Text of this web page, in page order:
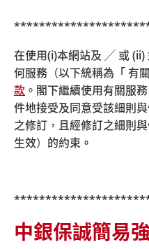
在使用(i)本網站及 ╱ 或 (ii)
何服務（以下統稱為「 有
款 。閣下繼續使用有關服
件地接受及同意受該細則
之修訂，且經修訂之細則
生效）的約束 。
中銀保誠簡易
2016年12
年1月
中銀
投資
我的
策略
2017年3月
策略